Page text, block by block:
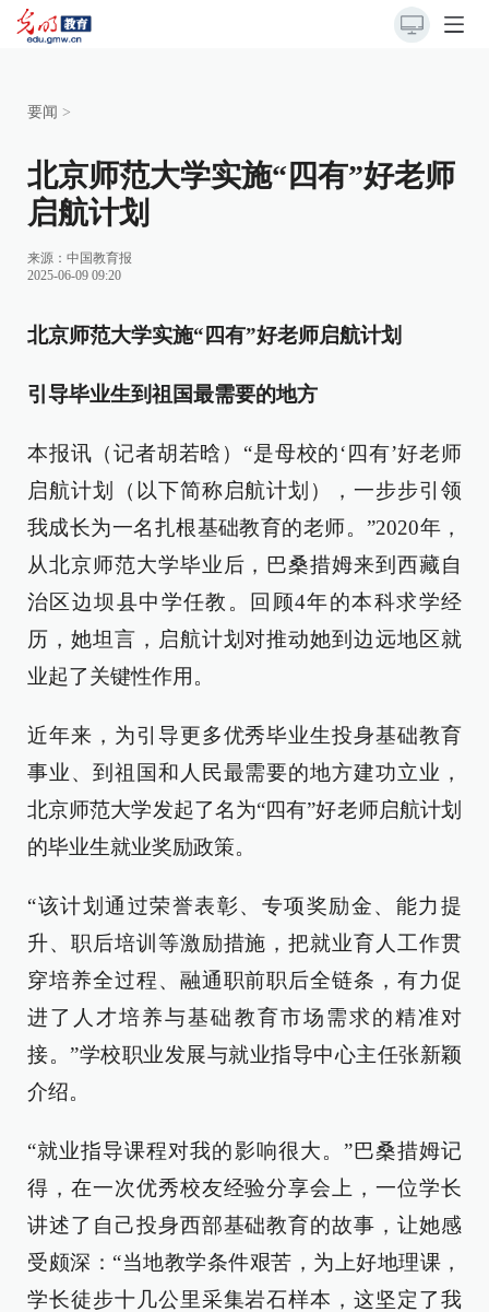
要闻 >
北京师范大学实施“四有”好老师
启航计划
来源： 中国教育报
2025-06-09 09:20
北京师范大学实施“四有”好老师启航计划
引导毕业生到祖国最需要的地方
本报讯（记者胡若晗）“是母校的‘四有’好老师
启航计划（以下简称启航计划），一步步引领
我成长为一名扎根基础教育的老师。”2020年，
从北京师范大学毕业后，巴桑措姆来到西藏自
治区边坝县中学任教。回顾4年的本科求学经
历，她坦言，启航计划对推动她到边远地区就
业起了关键性作用。
近年来，为引导更多优秀毕业生投身基础教育
事业、到祖国和人民最需要的地方建功立业，
北京师范大学发起了名为“四有”好老师启航计划
的毕业生就业奖励政策。
“该计划通过荣誉表彰、专项奖励金、能力提
升、职后培训等激励措施，把就业育人工作贯
穿培养全过程、融通职前职后全链条，有力促
进了人才培养与基础教育市场需求的精准对
接。”学校职业发展与就业指导中心主任张新颖
介绍。
“就业指导课程对我的影响很大。”巴桑措姆记
得，在一次优秀校友经验分享会上，一位学长
讲述了自己投身西部基础教育的故事，让她感
受颇深：“当地教学条件艰苦，为上好地理课，
学长徒步十几公里采集岩石样本，这坚定了我